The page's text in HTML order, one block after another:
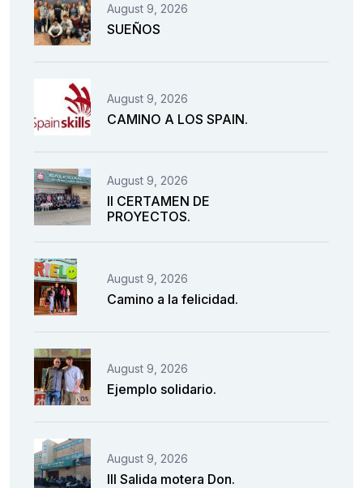
August 9, 2026
SUEÑOS
August 9, 2026
CAMINO A LOS SPAIN.
August 9, 2026
II CERTAMEN DE
PROYECTOS.
August 9, 2026
Camino a la felicidad.
August 9, 2026
Ejemplo solidario.
August 9, 2026
III Salida motera Don.